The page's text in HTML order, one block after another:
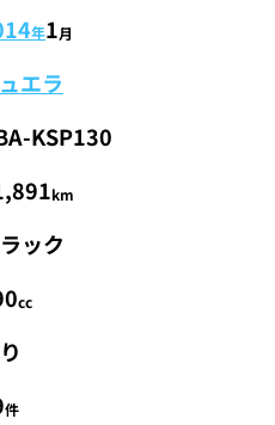
年1月
エラ
KSP130
km
ック
cc
件